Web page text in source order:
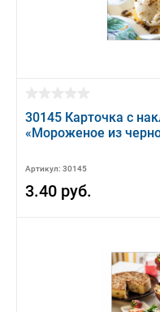
30145 Карточка с
«Мороженое из
Артикул: 30145
3.40 руб.